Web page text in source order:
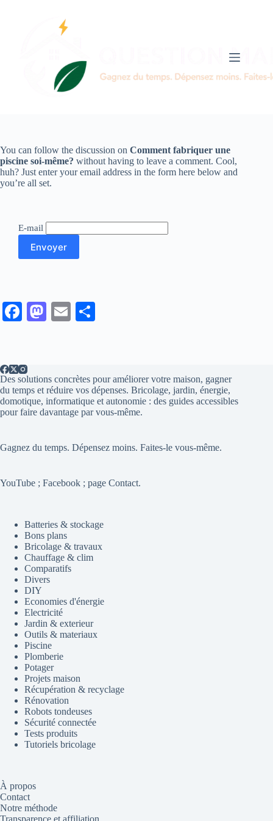
You can follow the discussion on Comment fabriquer une
piscine soi-même? without having to leave a comment. Cool,
huh? Just enter your email address in the form here below and
you’re all set.
E-mail
Fa
ok
M
n
E
Des solutions concrètes pour améliorer votre maison, gagner
du temps et réduire vos dépenses. Bricolage, jardin, énergie,
domotique, informatique et autonomie : des guides accessibles
pour faire davantage par vous-même.
Gagnez du temps. Dépensez moins. Faites-le vous-même.
YouTube ; Facebook ; page Contact.
Batteries & stockage
Bons plans
Bricolage & travaux
Chauffage & clim
Comparatifs
Divers
DIY
Economies d'énergie
Electricité
Jardin & exterieur
Outils & materiaux
Piscine
Plomberie
Potager
Projets maison
Récupération & recyclage
Rénovation
Robots tondeuses
Sécurité connectée
Tests produits
Tutoriels bricolage
À propos
Contact
Notre méthode
Transparence et affiliation